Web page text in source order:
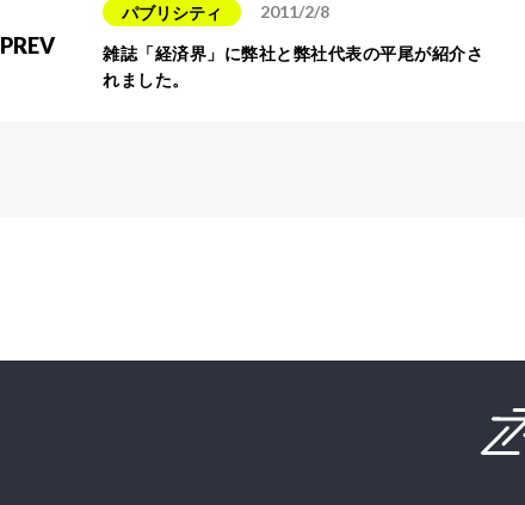
PREV
パブリシティ 2011/2/8
雑誌「経済界」に弊社と弊社代表の平尾が紹介さ
れました。